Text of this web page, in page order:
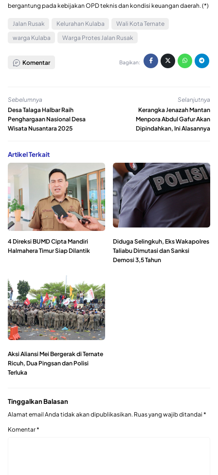
bergantung pada kebijakan OPD teknis dan kondisi keuangan daerah. (*)
Jalan Rusak Kelurahan Kulaba
Wali Kota Ternate
warga Kulaba
Warga Protes Jalan Rusak
Komentar Bagikan:
Sebelumnya
Desa Talaga Halbar Raih
Penghargaan Nasional Desa
Wisata Nusantara 2025
Selanjutnya
Kerangka Jenazah Mantan
Menpora Abdul Gafur Akan
Dipindahkan, Ini Alasannya
Artikel Terkait
4 Direksi BUMD Cipta Mandiri
Halmahera Timur Siap Dilantik
Diduga Selingkuh, Eks Wakapolres
Taliabu Dimutasi dan Sanksi
Demosi 3,5 Tahun
Aksi Aliansi Mei Bergerak di Ternate
Ricuh, Dua Pingsan dan Polisi
Terluka
Tinggalkan Balasan
Alamat email Anda tidak akan dipublikasikan. Ruas yang wajib ditandai *
Komentar*